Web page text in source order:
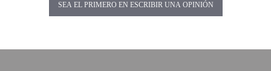
SEA EL PRIMERO EN ESCRIBIR UNA OPINIÓN